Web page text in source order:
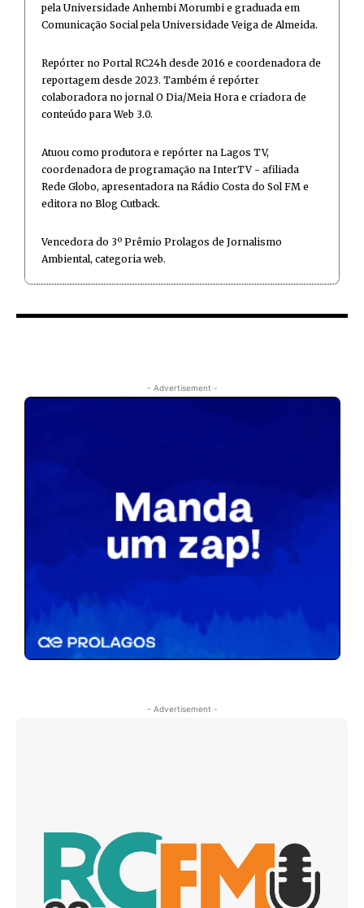
pela Universidade Anhembi Morumbi e graduada em
Comunicação Social pela Universidade Veiga de Almeida.
Repórter no Portal RC24h desde 2016 e coordenadora de
reportagem desde 2023. Também é repórter
colaboradora no jornal O Dia/Meia Hora e criadora de
conteúdo para Web 3.0.
Atuou como produtora e repórter na Lagos TV,
coordenadora de programação na InterTV - afiliada
Rede Globo, apresentadora na Rádio Costa do Sol FM e
editora no Blog Cutback.
Vencedora do 3º Prêmio Prolagos de Jornalismo
Ambiental, categoria web.
- Advertisement -
- Advertisement -